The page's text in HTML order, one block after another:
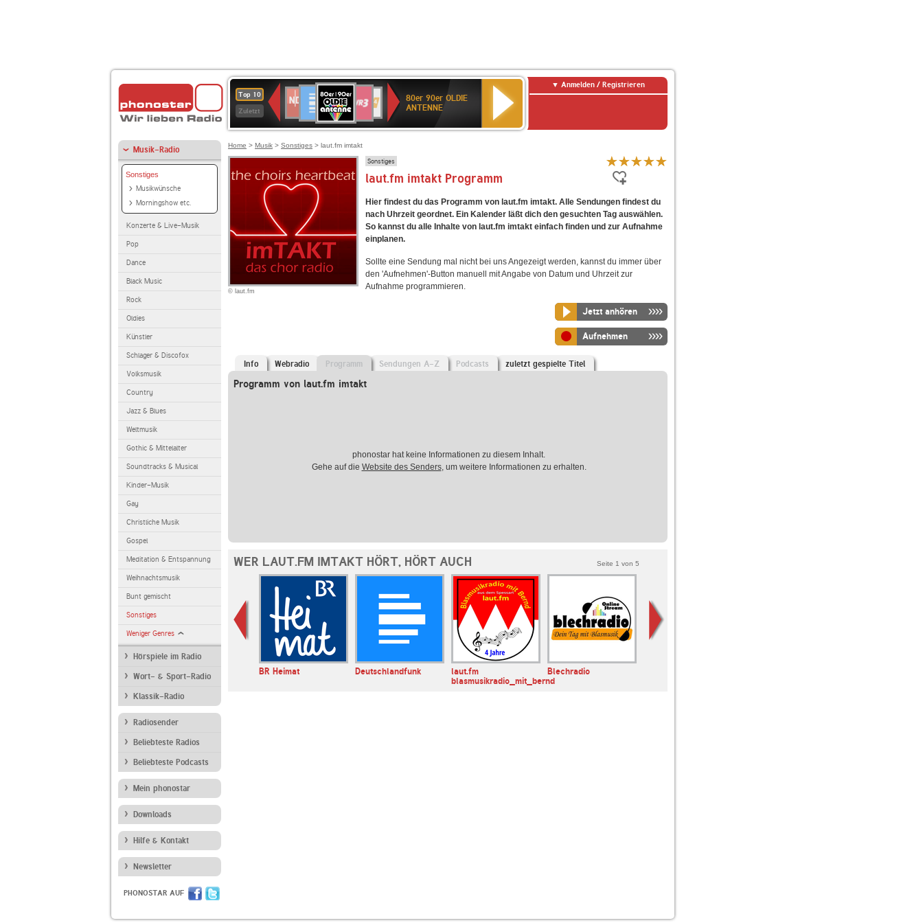
Top 10
Zuletzt
Deutschlandfunk
80er
90er
OLDIE
ANTENNE
SWR3
SWR
Kultur
NDR
2
80er 90er OLDIE
ANTENNE
Anmelden / Registrieren
Musik-Radio
Sonstiges
Musikwünsche
Morningshow etc.
Konzerte & Live-Musik
Pop
Dance
Black Music
Rock
Oldies
Künstler
Schlager & Discofox
Volksmusik
Country
Jazz & Blues
Weltmusik
Gothic & Mittelalter
Soundtracks & Musical
Kinder-Musik
Gay
Christliche Musik
Gospel
Meditation & Entspannung
Weihnachtsmusik
Bunt gemischt
Sonstiges
Weniger Genres
Hörspiele im Radio
Wort- & Sport-Radio
Klassik-Radio
Radiosender
Beliebteste Radios
Beliebteste Podcasts
Mein phonostar
Downloads
Hilfe & Kontakt
Newsletter
PHONOSTAR AUF
Home > Musik > Sonstiges > laut.fm imtakt
© laut.fm
Sonstiges
laut.fm imtakt Programm
Hier findest du das Programm von laut.fm imtakt. Alle Sendungen findest du
nach Uhrzeit geordnet. Ein Kalender läßt dich den gesuchten Tag auswählen.
So kannst du alle Inhalte von laut.fm imtakt einfach finden und zur Aufnahme
einplanen.
Sollte eine Sendung mal nicht bei uns Angezeigt werden, kannst du immer über
den 'Aufnehmen'-Button manuell mit Angabe von Datum und Uhrzeit zur
Aufnahme programmieren.
Jetzt anhören
Aufnehmen
Info Webradio Programm Sendungen A-Z Podcasts zuletzt gespielte Titel
Programm von laut.fm imtakt
phonostar hat keine Informationen zu diesem Inhalt.
Gehe auf die Website des Senders, um weitere Informationen zu erhalten.
WER LAUT.FM IMTAKT HÖRT, HÖRT AUCH Seite 1 von 5
Klassik Radio Piano
Klassik Radio Vitality BR Heimat Deutschlandfunk
laut.fm
blasmusikradio_mit_bernd
Blechradio